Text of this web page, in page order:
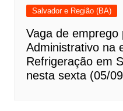
Salvador e Região (BA)
Vaga de emprego
Administrativo na
Refrigeração em
nesta sexta (05/